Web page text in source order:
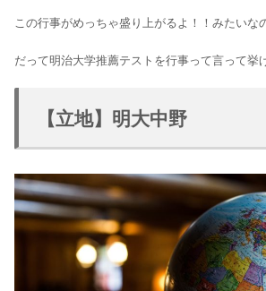
この行事がめっちゃ盛り上がるよ！！みたいな
だって明治大学推薦テストを行事って言って挙
【立地】明大中野